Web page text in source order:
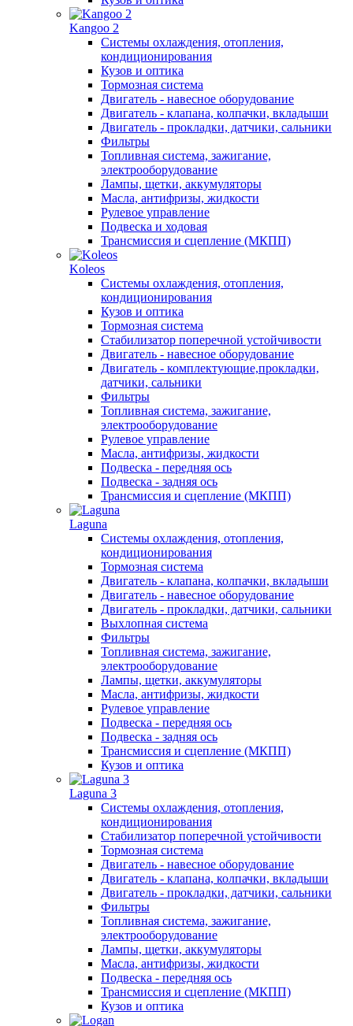
Kangoo 2
Системы охлаждения, отопления,
кондиционирования
Кузов и оптика
Тормозная система
Двигатель - навесное оборудование
Двигатель - клапана, колпачки, вкладыши
Двигатель - прокладки, датчики, сальники
Фильтры
Топливная система, зажигание,
электрооборудование
Лампы, щетки, аккумуляторы
Масла, антифризы, жидкости
Рулевое управление
Подвеска и ходовая
Трансмиссия и сцепление (МКПП)
Koleos
Системы охлаждения, отопления,
кондиционирования
Кузов и оптика
Тормозная система
Стабилизатор поперечной устойчивости
Двигатель - навесное оборудование
Двигатель - комплектующие,прокладки,
датчики, сальники
Фильтры
Топливная система, зажигание,
электрооборудование
Рулевое управление
Масла, антифризы, жидкости
Подвеска - передняя ось
Подвеска - задняя ось
Трансмиссия и сцепление (МКПП)
Laguna
Системы охлаждения, отопления,
кондиционирования
Тормозная система
Двигатель - клапана, колпачки, вкладыши
Двигатель - навесное оборудование
Двигатель - прокладки, датчики, сальники
Выхлопная система
Фильтры
Топливная система, зажигание,
электрооборудование
Лампы, щетки, аккумуляторы
Масла, антифризы, жидкости
Рулевое управление
Подвеска - передняя ось
Подвеска - задняя ось
Трансмиссия и сцепление (МКПП)
Кузов и оптика
Laguna 3
Системы охлаждения, отопления,
кондиционирования
Стабилизатор поперечной устойчивости
Тормозная система
Двигатель - навесное оборудование
Двигатель - клапана, колпачки, вкладыши
Двигатель - прокладки, датчики, сальники
Фильтры
Топливная система, зажигание,
электрооборудование
Лампы, щетки, аккумуляторы
Масла, антифризы, жидкости
Подвеска - передняя ось
Трансмиссия и сцепление (МКПП)
Кузов и оптика